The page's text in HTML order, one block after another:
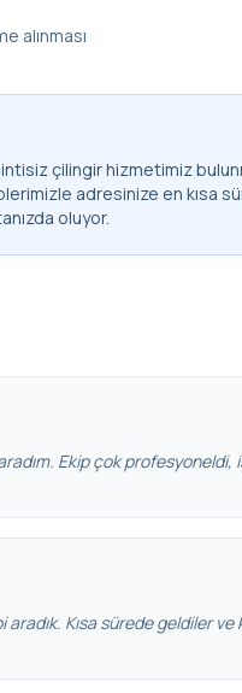
alınması
çilingir hizmetimiz
adresinize en kısa
oluyor.
Ekip çok
aradık. Kısa sürede geldiler